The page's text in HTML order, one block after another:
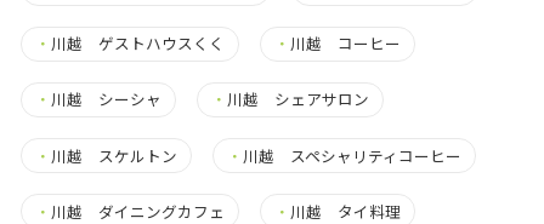
・ 川越 ゲストハウスくく ・ 川越 コーヒー
・ 川越 シーシャ ・ 川越 シェアサロン
・ 川越 スケルトン ・ 川越 スペシャリティコーヒー
・ 川越 ダイニングカフェ ・ 川越 タイ料理